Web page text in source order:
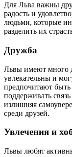
Для Льва важны
радость и
людьми, которые
разделить их
Дружба
Львы имеют много
увлекательны и
предпочитают
поддерживать
излишняя
среди друзей.
Увлечения и
Львы любят